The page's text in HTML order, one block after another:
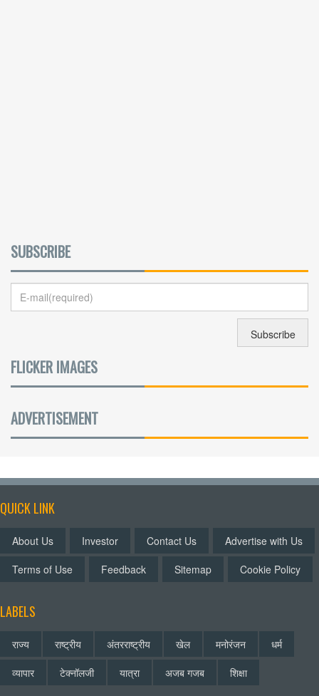
SUBSCRIBE
FLICKER IMAGES
ADVERTISEMENT
QUICK LINK
About Us Investor Contact Us
Advertise with Us
Terms of Use
Feedback Sitemap Cookie Policy
LABELS
राज्य राष्ट्रीय अंतरराष्ट्रीय खेल मनोरंजन
धर्म
व्यापार
टेक्नॉलजी यात्रा अजब गजब शिक्षा